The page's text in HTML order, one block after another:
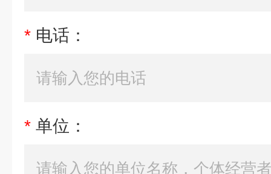
* 电话：
* 单位：